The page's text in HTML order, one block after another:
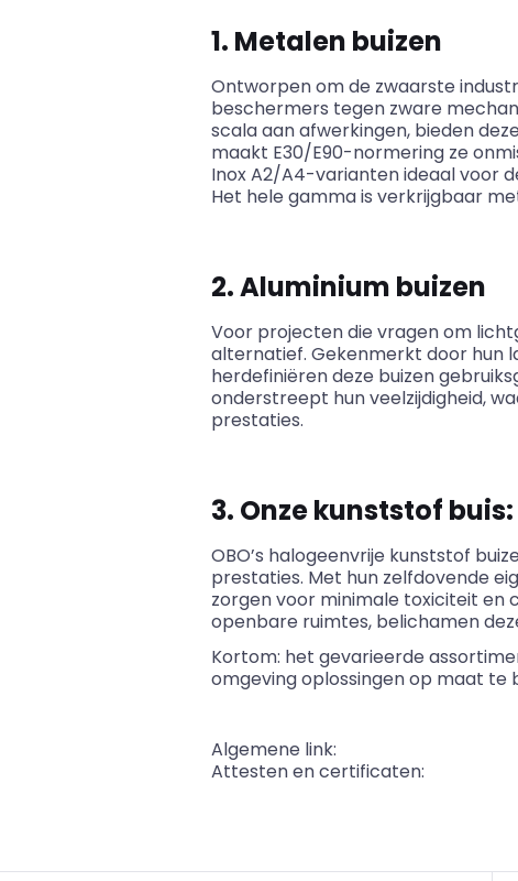
1. Metalen buizen
Ontworpen om de zwaarste
beschermers tegen zware
scala aan afwerkingen, bieden
maakt E30/E90-normering ze
Inox A2/A4-varianten ideaal voor
Het hele gamma is verkrijgbaar
2. Aluminium buizen
Voor projecten die vragen om
alternatief. Gekenmerkt door hun
herdefiniëren deze buizen
onderstreept hun veelzijdigheid,
prestaties.
3. Onzekunststof buis
OBO’s halogeenvrije kunststof
prestaties. Met hun zelfdovende
zorgen voor minimale toxiciteit en
openbare ruimtes, belichamen
Kortom: het gevarieerde
omgeving oplossingen op maat te
Algemene link:
Attesten en certificaten: